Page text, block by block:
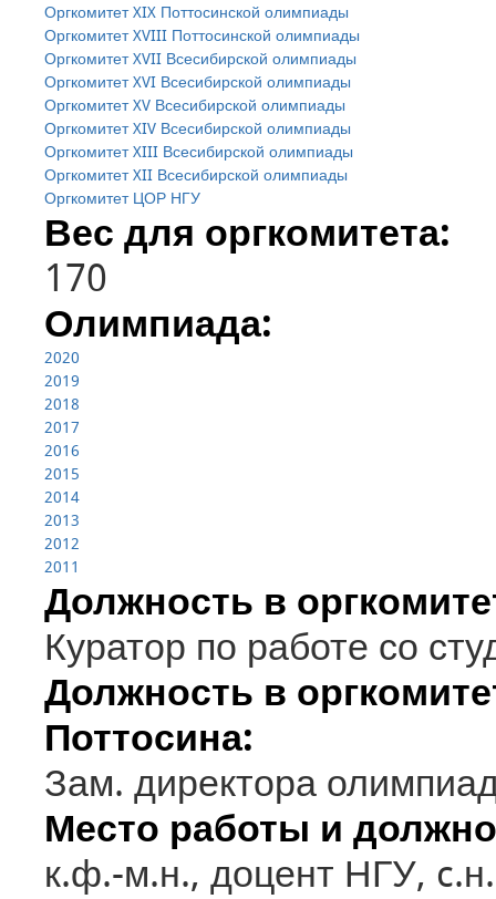
Оргкомитет XIX Поттосинской олимпиады
Оргкомитет XVIII Поттосинской олимпиады
Оргкомитет XVII Всесибирской олимпиады
Оргкомитет XVI Всесибирской олимпиады
Оргкомитет XV Всесибирской олимпиады
Оргкомитет XIV Всесибирской олимпиады
Оргкомитет XIII Всесибирской олимпиады
Оргкомитет XII Всесибирской олимпиады
Оргкомитет ЦОР НГУ
Вес для оргкомитета:
170
Олимпиада:
2020
2019
2018
2017
2016
2015
2014
2013
2012
2011
Должность в
Куратор по работе со
Должность в
Поттосина:
Зам. директора
Место работы и
к.ф.-м.н., доцент НГУ,